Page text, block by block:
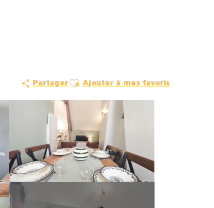
Partager Ajouter aux favoris
Ajouter à mes favoris